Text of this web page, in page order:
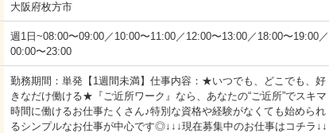
大阪府枚方市
週1日~08:00〜09:00／10:00〜11:00／12:00〜13:00／18:00〜19:00／
00:00〜23:00
勤務期間：単発【1週間未満】仕事内容：★いつでも、どこでも、好
きなだけ働ける★『ご近所ワーク』なら、あなたの“ご近所”でスキマ
時間に働けるお仕事たくさん♪特別な資格や経験がなくても始められ
るシンプルなお仕事が中心です◎↓↓↓現在募集中のお仕事はコチラ↓↓